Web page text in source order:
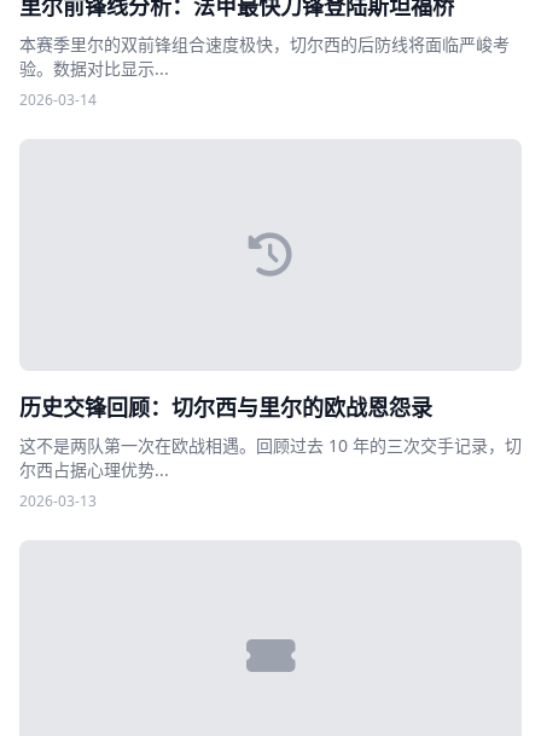
里尔前锋线分析：法甲最快刀锋登陆斯坦福桥
本赛季里尔的双前锋组合速度极快，切尔西的后防线将面临严峻考
验。数据对比显示...
2026-03-14
历史交锋回顾：切尔西与里尔的欧战恩怨录
这不是两队第一次在欧战相遇。回顾过去 10 年的三次交手记录，切
尔西占据心理优势...
2026-03-13